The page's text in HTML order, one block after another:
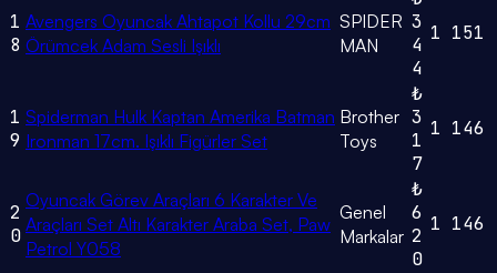
1
8
Avengers Oyuncak Ahtapot Kollu 29cm
Örümcek Adam Sesli Işıklı
SPIDER
MAN
3
4
4
1 151
1
9
Spiderman Hulk Kaptan Amerika Batman
Ironman 17cm. Işıklı Figürler Set
Brother
Toys
₺
3
1
7
1 146
2
0
Oyuncak Görev Araçları 6 Karakter Ve
Araçları Set Altı Karakter Araba Set, Paw
Petrol Y058
Genel
Markalar
₺
6
2
0
1 146